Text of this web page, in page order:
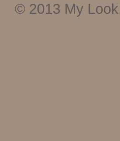
© 2013 My Look